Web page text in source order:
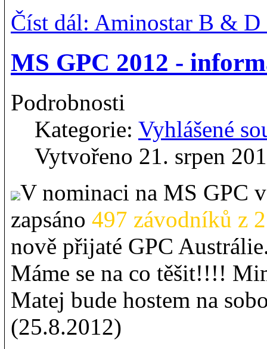
Číst dál: Aminostar B &
MS GPC 2012 -
Podrobnosti
Kategorie: Vyhlášené
Vytvořeno 21. srpen
V nominaci na MS GPC
zapsáno 497 závodníků z
nově přijaté GPC
Máme se na co těšit!!!!
Matej bude hostem na
(25.8.2012)